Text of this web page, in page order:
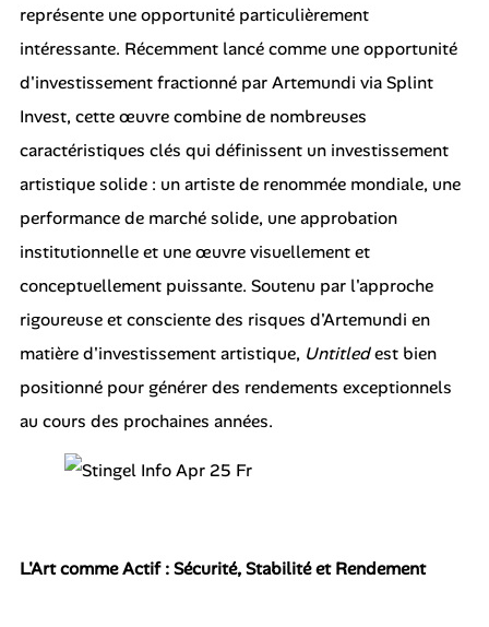
représente une opportunité particulièrement
intéressante. Récemment lancé comme une opportunité
d'investissement fractionné par Artemundi via Splint
Invest, cette œuvre combine de nombreuses
caractéristiques clés qui définissent un investissement
artistique solide : un artiste de renommée mondiale, une
performance de marché solide, une approbation
institutionnelle et une œuvre visuellement et
conceptuellement puissante. Soutenu par l'approche
rigoureuse et consciente des risques d'Artemundi en
matière d'investissement artistique, Untitledest bien
positionné pour générer des rendements exceptionnels
au cours des prochaines années.
L'Art comme Actif : Sécurité, Stabilité et Rendement